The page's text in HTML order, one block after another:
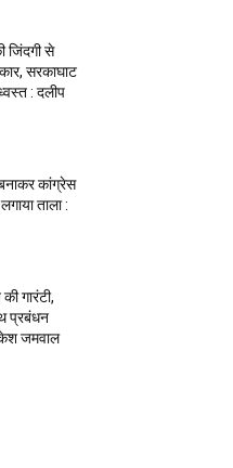
जिंदगी से
सरकाघाट
: दलीप
कांग्रेस
ताला :
गारंटी,
प्रबंधन
जमवाल